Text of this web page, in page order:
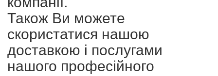
Також Ви можете
скористатися нашою
доставкою і послугами
нашого професійного